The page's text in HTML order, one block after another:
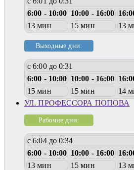
6:00 - 10:00 10:00 - 16:00
13 мин
15 мин 13
Выходные дни:
с 6:00 до 0:31
6:00 - 10:00 10:00 - 16:00
15 мин
15 мин 14
УЛ. ПРОФЕССОРА ПОПОВА
Рабочие дни:
с 6:04 до 0:34
6:00 - 10:00 10:00 - 16:00
13 мин
15 мин 13